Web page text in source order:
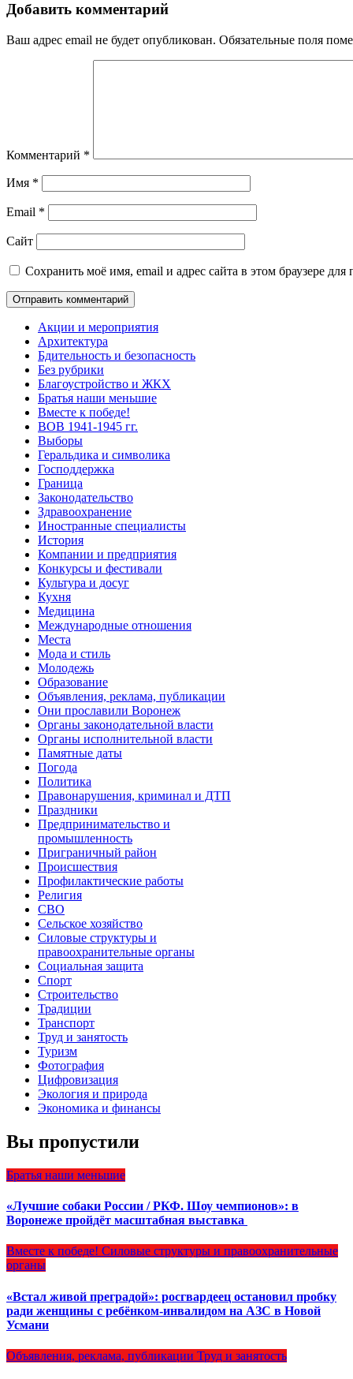
Добавить комментарий
Ваш адрес email не будет опубликован. Обязательные поля
Комментарий *
Имя *
Email *
Сайт
Сохранить моё имя, email и адрес сайта в этом браузере
Акции и мероприятия
Архитектура
Бдительность и безопасность
Без рубрики
Благоустройство и ЖКХ
Братья наши меньшие
Вместе к победе!
ВОВ 1941-1945 гг.
Выборы
Геральдика и символика
Господдержка
Граница
Законодательство
Здравоохранение
Иностранные специалисты
История
Компании и предприятия
Конкурсы и фестивали
Культура и досуг
Кухня
Медицина
Международные отношения
Места
Мода и стиль
Молодежь
Образование
Объявления, реклама, публикации
Они прославили Воронеж
Органы законодательной власти
Органы исполнительной власти
Памятные даты
Погода
Политика
Правонарушения, криминал и ДТП
Праздники
Предпринимательство и
промышленность
Приграничный район
Происшествия
Профилактические работы
Религия
СВО
Сельское хозяйство
Силовые структуры и
правоохранительные органы
Социальная защита
Спорт
Строительство
Традиции
Транспорт
Труд и занятость
Туризм
Фотография
Цифровизация
Экология и природа
Экономика и финансы
Вы пропустили
Братья наши меньшие
«Лучшие собаки России / РКФ. Шоу чемпионов»: в
Воронеже пройдёт масштабная выставка
Вместе к победе! Силовые структуры и правоохранительные
органы
«Встал живой преградой»: росгвардеец остановил пробку
ради женщины с ребёнком-инвалидом на АЗС в Новой
Усмани
Объявления, реклама, публикации Труд и занятость